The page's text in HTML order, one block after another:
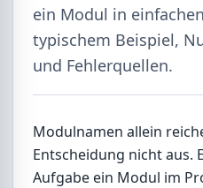
ein Modul in
typischem Beispiel,
und Fehlerquellen.
Modulnamen allein
Entscheidung nicht aus.
Aufgabe ein Modul im